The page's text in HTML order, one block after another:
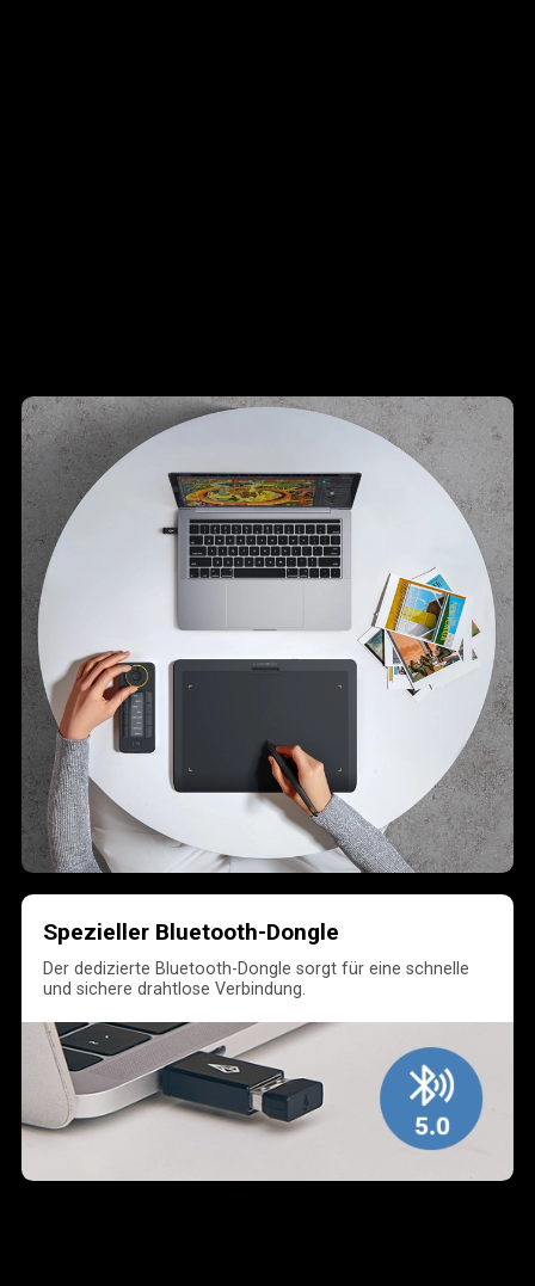
Spezieller Bluetooth-Dongle
Der dedizierte Bluetooth-Dongle sorgt für eine schnelle
und sichere drahtlose Verbindung.